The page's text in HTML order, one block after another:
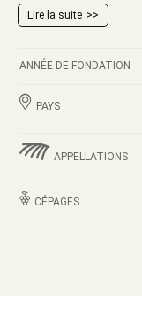
Lire la suite
ANNÉE DE FONDATION
PAYS
APPELLATIONS
CÉPAGES